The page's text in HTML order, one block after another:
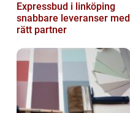
Expressbud i linköping
snabbare leveranser med
rätt partner